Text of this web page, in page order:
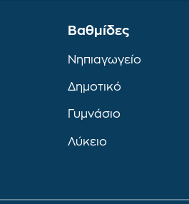
Βαθμίδες
Νηπιαγωγείο
Δημοτικό
Γυμνάσιο
Λύκειο